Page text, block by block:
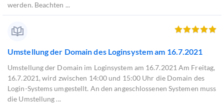
werden. Beachten ...
Umstellung der Domain des Loginsystem am 16.7.2021
Umstellung der Domain im Loginsystem am 16.7.2021 Am Freitag,
16.7.2021, wird zwischen 14:00 und 15:00 Uhr die Domain des
Login-Systems umgestellt. An den angeschlossenen Systemen muss
die Umstellung ...